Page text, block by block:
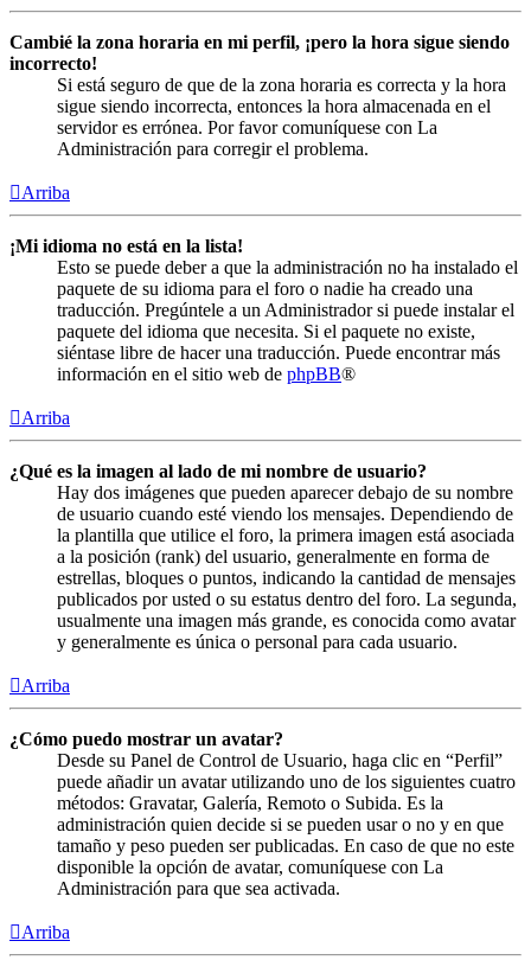
Cambié la zona horaria en mi perfil, ¡pero la hora sigue siendo
incorrecto!
Si está seguro de que de la zona horaria es correcta y la hora
sigue siendo incorrecta, entonces la hora almacenada en el
servidor es errónea. Por favor comuníquese con La
Administración para corregir el problema.
Arriba
¡Mi idioma no está en la lista!
Esto se puede deber a que la administración no ha instalado el
paquete de su idioma para el foro o nadie ha creado una
traducción. Pregúntele a un Administrador si puede instalar el
paquete del idioma que necesita. Si el paquete no existe,
siéntase libre de hacer una traducción. Puede encontrar más
información en el sitio web de phpBB®
Arriba
¿Qué es la imagen al lado de mi nombre de usuario?
Hay dos imágenes que pueden aparecer debajo de su nombre
de usuario cuando esté viendo los mensajes. Dependiendo de
la plantilla que utilice el foro, la primera imagen está asociada
a la posición (rank) del usuario, generalmente en forma de
estrellas, bloques o puntos, indicando la cantidad de mensajes
publicados por usted o su estatus dentro del foro. La segunda,
usualmente una imagen más grande, es conocida como avatar
y generalmente es única o personal para cada usuario.
Arriba
¿Cómo puedo mostrar un avatar?
Desde su Panel de Control de Usuario, haga clic en “Perfil”
puede añadir un avatar utilizando uno de los siguientes cuatro
métodos: Gravatar, Galería, Remoto o Subida. Es la
administración quien decide si se pueden usar o no y en que
tamaño y peso pueden ser publicadas. En caso de que no este
disponible la opción de avatar, comuníquese con La
Administración para que sea activada.
Arriba